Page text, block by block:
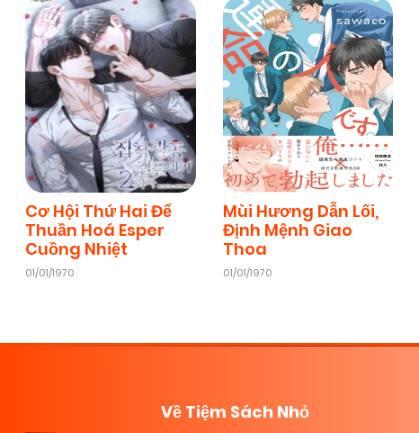
Cơ Hội Thứ Hai Để
Thuần Hoá Esper
Cuồng Nhiệt
01/01/1970
Mùi Hương Dẫn Lối,
Định Mệnh Giao
Thoa
01/01/1970
Về Tiệm Sách Nhỏ